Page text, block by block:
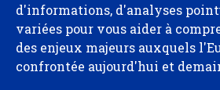
d'informations, d'analyses
variées pour vous aider à
des enjeux majeurs auxquels
confrontée aujourd'hui et